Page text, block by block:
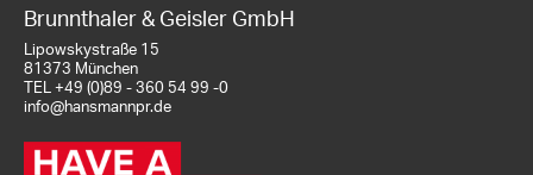
Brunnthaler & Geisler GmbH
Lipowskystraße 15
81373 München
TEL +49 (0)89 - 360 54 99 -0
info@hansmannpr.de